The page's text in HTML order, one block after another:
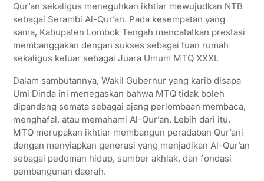
Qur’an sekaligus meneguhkan ikhtiar mewujudkan NTB
sebagai Serambi Al-Qur’an. Pada kesempatan yang
sama, Kabupaten Lombok Tengah mencatatkan prestasi
membanggakan dengan sukses sebagai tuan rumah
sekaligus keluar sebagai Juara Umum MTQ XXXI.
Dalam sambutannya, Wakil Gubernur yang karib disapa
Umi Dinda ini menegaskan bahwa MTQ tidak boleh
dipandang semata sebagai ajang perlombaan membaca,
menghafal, atau memahami Al-Qur’an. Lebih dari itu,
MTQ merupakan ikhtiar membangun peradaban Qur’ani
dengan menyiapkan generasi yang menjadikan Al-Qur’an
sebagai pedoman hidup, sumber akhlak, dan fondasi
pembangunan daerah.